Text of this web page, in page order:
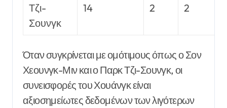
Τζι-
Σουνγκ
14 2 2
Όταν συγκρίνεται με ομότιμους όπως ο Σον
Χεουνγκ-Μιν και ο Παρκ Τζι-Σουνγκ, οι
συνεισφορές του Χουάνγκ είναι
αξιοσημείωτες δεδομένων των λιγότερων